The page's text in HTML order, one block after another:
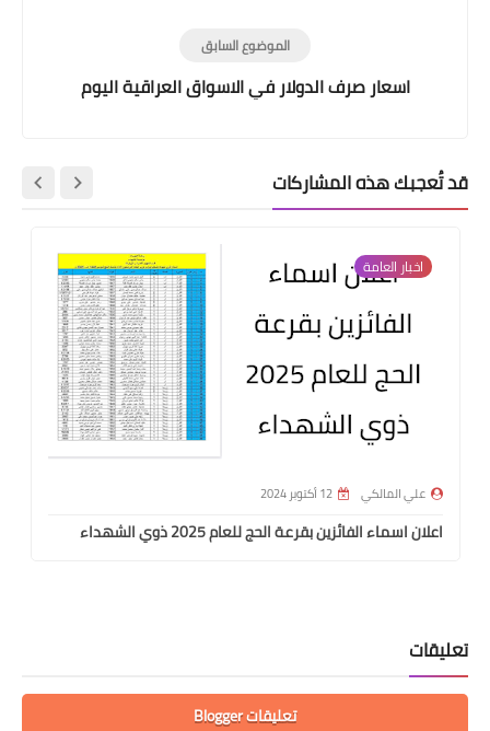
الموضوع السابق
اسعار صرف الدولار في الاسواق العراقية اليوم
قد تُعجبك هذه المشاركات
اخبار العامة
علي المالكي 12 أكتوبر 2024
اعلان اسماء الفائزين بقرعة الحج للعام 2025 ذوي الشهداء
تعليقات
تعليقات Blogger